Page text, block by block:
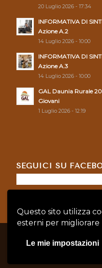
Questo sito utilizza
esterni per migliorare
Le mie impostazioni
20 Luglio 2026 - 17:34
INFORMATIVA DI
Azione A.2
14 Luglio 2026 - 10:00
INFORMATIVA DI
Azione A.3
14 Luglio 2026 - 10:00
GAL Daunia Rurale
Giovani
1 Luglio 2026 - 12:19
SEGUICI SU
Policy| Cookie Policy